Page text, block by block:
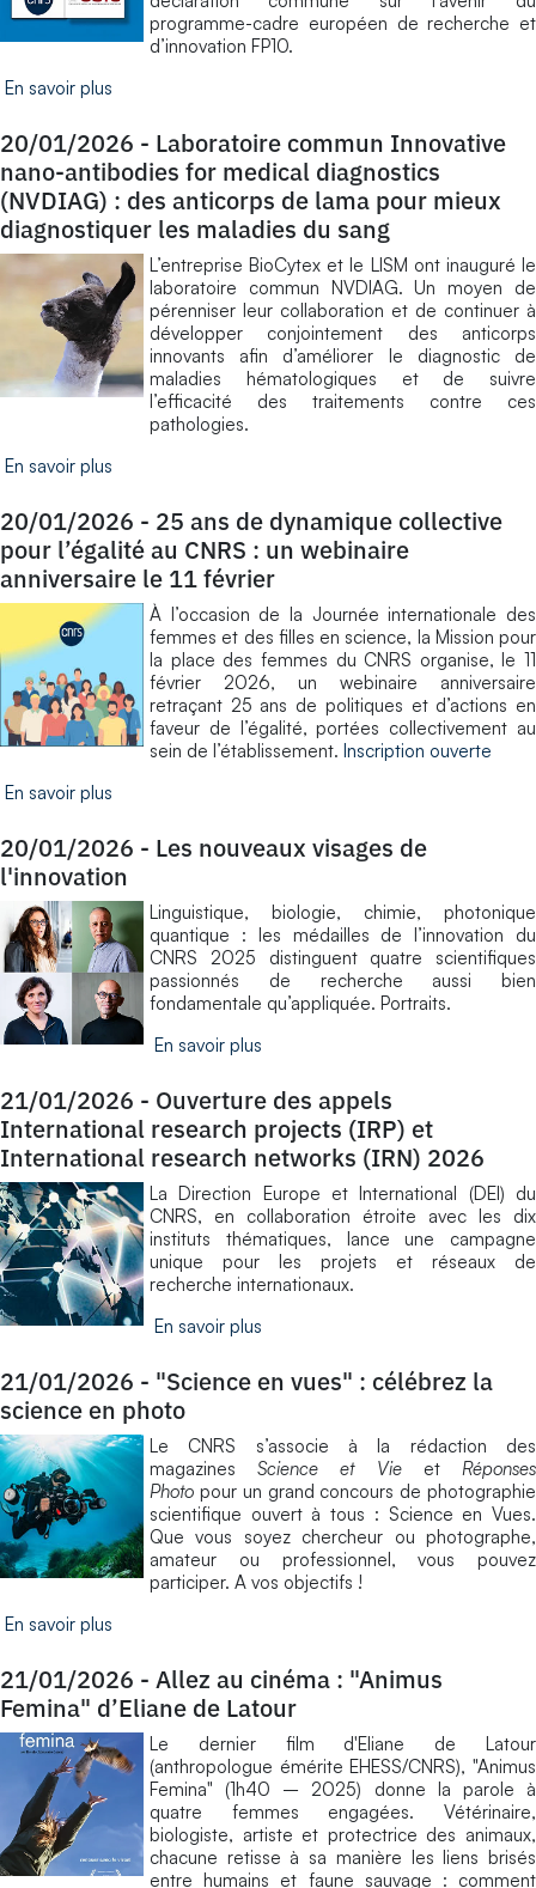
programme-cadre européen de recherche et
d’innovation FP10.
En savoir plus
20/01/2026 - Laboratoire commun Innovative
nano-antibodies for medical diagnostics
(NVDIAG) : des anticorps de lama pour mieux
diagnostiquer les maladies du sang
L’entreprise BioCytex et le LISM ont inauguré le
laboratoire commun NVDIAG. Un moyen de
pérenniser leur collaboration et de continuer à
développer conjointement des anticorps
innovants afin d’améliorer le diagnostic de
maladies hématologiques et de suivre
l’efficacité des traitements contre ces
pathologies.
En savoir plus
20/01/2026 - 25 ans de dynamique collective
pour l’égalité au CNRS : un webinaire
anniversaire le 11 février
À l’occasion de la Journée internationale des
femmes et des filles en science, la Mission pour
la place des femmes du CNRS organise, le 11
février 2026, un webinaire anniversaire
retraçant 25 ans de politiques et d’actions en
faveur de l’égalité, portées collectivement au
sein de l’établissement. Inscription ouverte
En savoir plus
20/01/2026 - Les nouveaux visages de
l'innovation
Linguistique, biologie, chimie, photonique
quantique : les médailles de l’innovation du
CNRS 2025 distinguent quatre scientifiques
passionnés de recherche aussi bien
fondamentale qu’appliquée. Portraits.
En savoir plus
21/01/2026 - Ouverture des appels
International research projects (IRP) et
International research networks (IRN) 2026
La Direction Europe et International (DEI) du
CNRS, en collaboration étroite avec les dix
instituts thématiques, lance une campagne
unique pour les projets et réseaux de
recherche internationaux.
En savoir plus
21/01/2026 - "Science en vues" : célébrez la
science en photo
Le CNRS s’associe à la rédaction des
magazinesScience et Vieet Réponses
Photo pour un grand concours de photographie
scientifique ouvert à tous : Science en Vues.
Que vous soyez chercheur ou photographe,
amateur ou professionnel, vous pouvez
participer. A vos objectifs !
En savoir plus
21/01/2026 - Allez au cinéma : "Animus
Femina" d’Eliane de Latour
Le dernier film d'Eliane de Latour
(anthropologue émérite EHESS/CNRS), "Animus
Femina" (1h40 – 2025) donne la parole à
quatre femmes engagées. Vétérinaire,
biologiste, artiste et protectrice des animaux,
chacune retisse à sa manière les liens brisés
entre humains et faune sauvage : comment